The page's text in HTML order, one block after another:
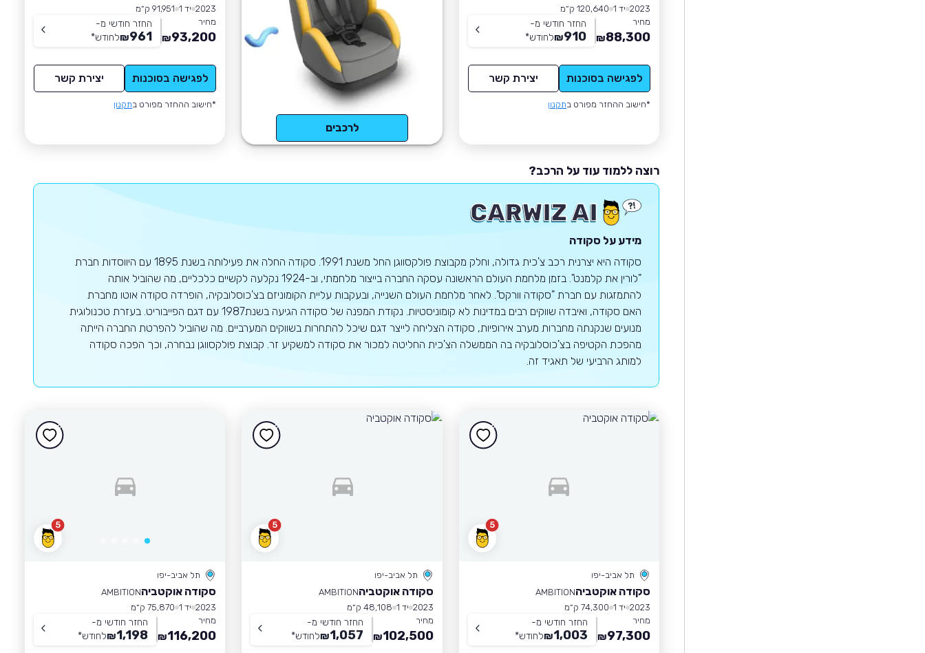
2023 יד 1
120,640 ק״מ
מחיר
88,300
₪
החזר חודשי מ-
910
₪לחודש*
לפגישה בסוכנות יצירת קשר
*חישוב ההחזר מפורט בתקנון
לרכבים
2023 יד 1
91,951 ק״מ
מחיר
93,200
₪
החזר חודשי מ-
961
₪לחודש*
לפגישה בסוכנות יצירת קשר
*חישוב ההחזר מפורט בתקנון
רוצה ללמוד עוד על הרכב?
מידע על סקודה
סקודה היא יצרנית רכב צ'כית גדולה, וחלק מקבוצת פולקסווגן החל משנת 1991. סקודה החלה את פעילותה בשנת 1895 עם היווסדות חברת
"לורין את קלמנט". בזמן מלחמת העולם הראשונה עסקה החברה בייצור מלחמתי, וב-1924 נקלעה לקשיים כלכליים, מה שהוביל אותה
להתמזגות עם חברת "סקודה וורקס". לאחר מלחמת העולם השנייה, ובעקבות עליית הקומוניזם בצ'כוסלובקיה, הופרדה סקודה אוטו מחברת
האם סקודה, ואיבדה שווקים רבים במדינות לא קומוניסטיות. נקודת המפנה של סקודה הגיעה בשנת1987 עם דגם הפייבוריט. בעזרת טכנולוגית
מנועים שנקנתה מחברות מערב אירופיות, סקודה הצליחה לייצר דגם שיכל להתחרות בשווקים המערביים. מה שהוביל להפרטת החברה הייתה
מהפכת הקטיפה בצ'כוסלובקיה בה הממשלה הצ'כית החליטה למכור את סקודה למשקיע זר. קבוצת פולקסווגן נבחרה, וכך הפכה סקודה
למותג הרביעי של תאגיד זה.
5
תל אביב-יפו
סקודה אוקטביהAMBITION
2023 יד 1
74,300 ק״מ
מחיר
97,300
₪
החזר חודשי מ-
1,003
₪לחודש*
5
תל אביב-יפו
סקודה אוקטביהAMBITION
2023 יד 1
48,108 ק״מ
מחיר
102,500
₪
החזר חודשי מ-
1,057
₪לחודש*
5
תל אביב-יפו
סקודה אוקטביהAMBITION
2023 יד 1
75,870 ק״מ
מחיר
116,200
₪
החזר חודשי מ-
1,198
₪לחודש*